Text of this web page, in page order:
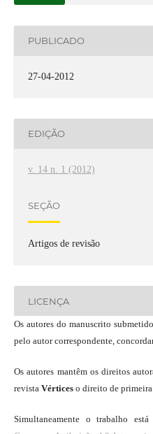
PUBLICADO
27-04-2012
EDIÇÃO
v. 14 n. 1 (2012)
SEÇÃO
Artigos de revisão
LICENÇA
Os autores do manuscrito
pelo autor correspondente,
Os autores mantêm os direitos
revista Vértices o direito de
Simultaneamente o trabalho